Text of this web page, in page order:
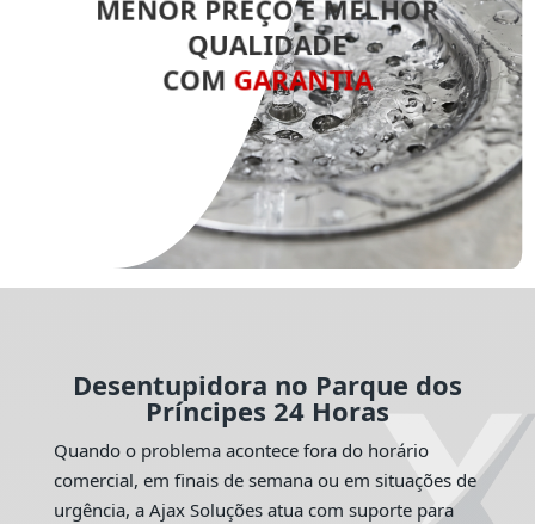
MENOR PREÇO E MELHOR
QUALIDADE
COM GARANTIA
Desentupidora no Parque dos
Príncipes 24 Horas
Quando o problema acontece fora do horário
comercial, em finais de semana ou em situações de
urgência, a Ajax Soluções atua com suporte para